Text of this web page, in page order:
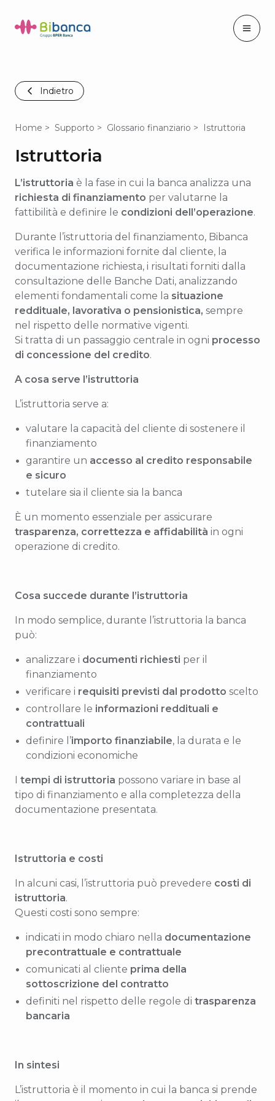
Indietro
Home Supporto Glossario finanziario Istruttoria
Istruttoria
L’istruttoria è la fase in cui la banca analizza una
richiesta di finanziamento per valutarne la
fattibilità e definire le condizioni dell’operazione.
Durante l’istruttoria del finanziamento, Bibanca
verifica le informazioni fornite dal cliente, la
documentazione richiesta, i risultati forniti dalla
consultazione delle Banche Dati, analizzando
elementi fondamentali come la situazione
reddituale, lavorativa o pensionistica, sempre
nel rispetto delle normative vigenti.
Si tratta di un passaggio centrale in ogni processo
di concessione del credito.
A cosa serve l’istruttoria
L’istruttoria serve a:
valutare la capacità del cliente di sostenere il
finanziamento
garantire un accesso al credito responsabile
e sicuro
tutelare sia il cliente sia la banca
È un momento essenziale per assicurare
trasparenza, correttezza e affidabilità in ogni
operazione di credito.
Cosa succede durante l’istruttoria
In modo semplice, durante l’istruttoria la banca
può:
analizzare i documenti richiesti per il
finanziamento
verificare i requisiti previsti dal prodotto scelto
controllare le informazioni reddituali e
contrattuali
definire l’importo finanziabile, la durata e le
condizioni economiche
I tempi di istruttoria possono variare in base al
tipo di finanziamento e alla completezza della
documentazione presentata.
Istruttoria e costi
In alcuni casi, l’istruttoria può prevedere costi di
istruttoria.
Questi costi sono sempre:
indicati in modo chiaro nella documentazione
precontrattuale e contrattuale
comunicati al cliente prima della
sottoscrizione del contratto
definiti nel rispetto delle regole di trasparenza
bancaria
In sintesi
L’istruttoria è il momento in cui la banca si prende